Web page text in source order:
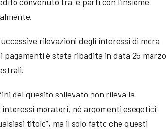
rilevazioni degli interessi di mora
è stata ribadita in data 25 marzo
del quesito sollevato non rileva la
moratori, né argomenti esegetici
titolo”, ma il solo fatto che questi